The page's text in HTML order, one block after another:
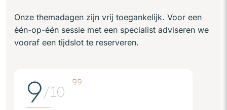
Onze themadagen zijn vrij toegankelijk. Voor een
één-op-één sessie met een specialist adviseren we
vooraf een tijdslot te reserveren.
9/10